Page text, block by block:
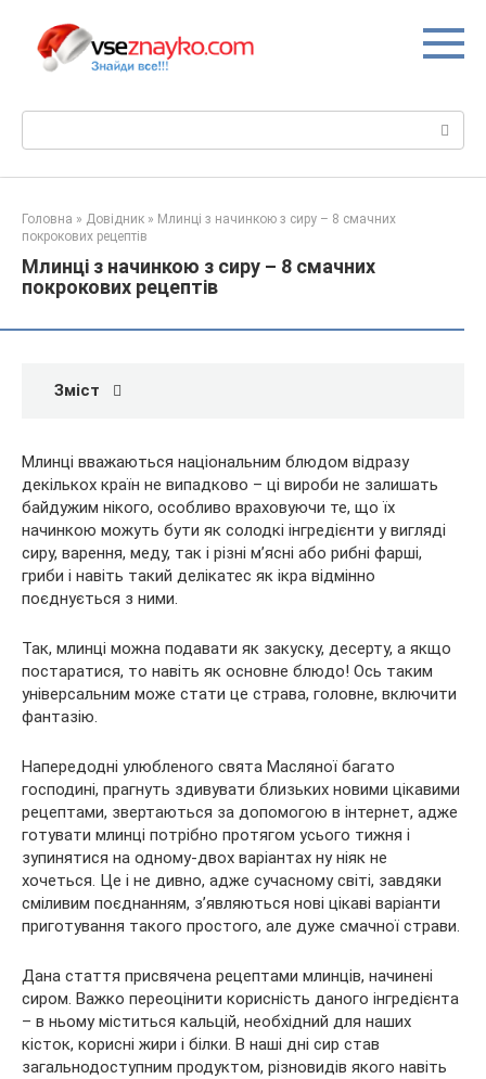
вмісту
Головна » Довідник » Млинці з начинкою з сиру – 8 смачних
покрокових рецептів
Млинці з начинкою з сиру – 8 смачних
покрокових рецептів
Зміст
Млинці вважаються національним блюдом відразу
декількох країн не випадково – ці вироби не залишать
байдужим нікого, особливо враховуючи те, що їх
начинкою можуть бути як солодкі інгредієнти у вигляді
сиру, варення, меду, так і різні м’ясні або рибні фарші,
гриби і навіть такий делікатес як ікра відмінно
поєднується з ними.
Так, млинці можна подавати як закуску, десерту, а якщо
постаратися, то навіть як основне блюдо! Ось таким
універсальним може стати це страва, головне, включити
фантазію.
Напередодні улюбленого свята Масляної багато
господині, прагнуть здивувати близьких новими цікавими
рецептами, звертаються за допомогою в інтернет, адже
готувати млинці потрібно протягом усього тижня і
зупинятися на одному-двох варіантах ну ніяк не
хочеться. Це і не дивно, адже сучасному світі, завдяки
сміливим поєднанням, з’являються нові цікаві варіанти
приготування такого простого, але дуже смачної страви.
Дана стаття присвячена рецептами млинців, начинені
сиром. Важко переоцінити корисність даного інгредієнта
– в ньому міститься кальцій, необхідний для наших
кісток, корисні жири і білки. В наші дні сир став
загальнодоступним продуктом, різновидів якого навіть